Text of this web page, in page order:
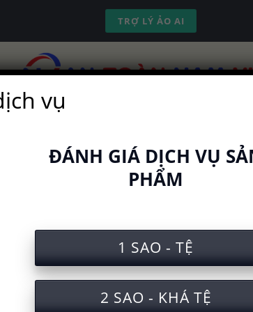
TRỢ LÝ ẢO AI
an toàn lao
vụ
ĐÁNH GIÁ DỊCH VỤ
PHẨM
1 SAO - TỆ
2 SAO - KHÁ TỆ